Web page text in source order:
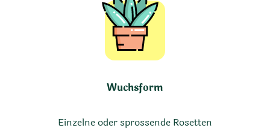
Wuchsform
Einzelne oder sprossende Rosetten